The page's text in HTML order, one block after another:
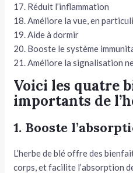
17. Réduit l’inflammation
18. Améliore la vue, en
19. Aide à dormir
20. Booste le système
21. Améliore la signalisation
Voici les quatre
importants de
1. Booste
L’herbe de blé offre des
corps, et facilite l’absorption